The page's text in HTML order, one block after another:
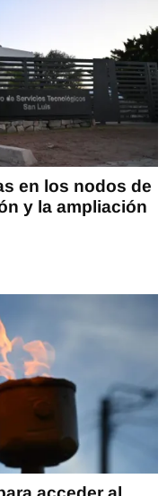
en los nodos de
y la ampliación